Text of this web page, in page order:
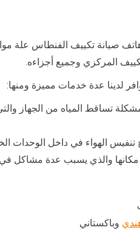
صيانة تكييف الفنطاس علة
المركزي وجميع أجزاءه.
لدينا عدة خدمات مميزة ومنها:
تساقط المياه من الجهاز
الهواء في داخل الوحدات
والذي يسبب عدة مشاكل في
وباكستاني